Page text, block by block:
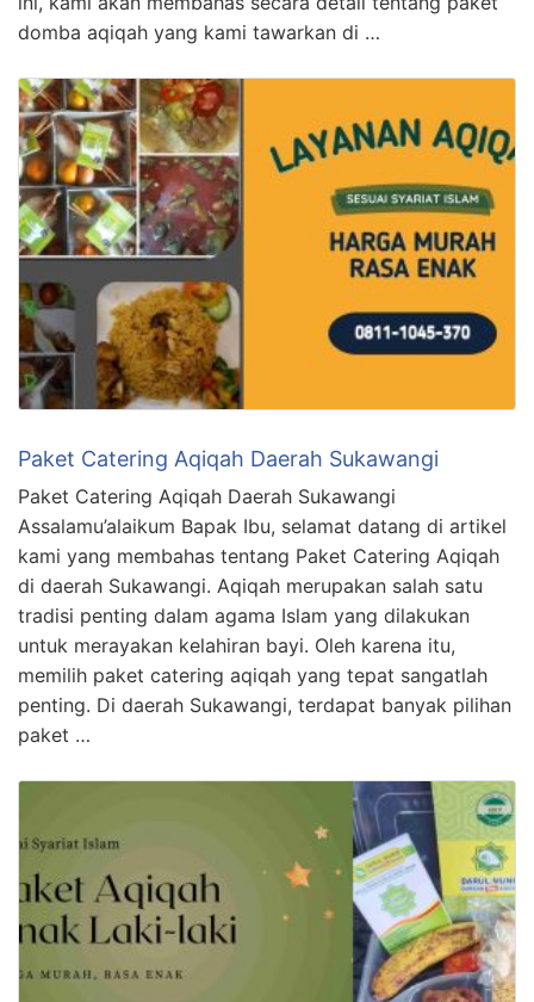
domba aqiqah yang kami tawarkan di …
Paket Catering Aqiqah Daerah Sukawangi
Paket Catering Aqiqah Daerah Sukawangi
Assalamu’alaikum Bapak Ibu, selamat datang di artikel
kami yang membahas tentang Paket Catering Aqiqah
di daerah Sukawangi. Aqiqah merupakan salah satu
tradisi penting dalam agama Islam yang dilakukan
untuk merayakan kelahiran bayi. Oleh karena itu,
memilih paket catering aqiqah yang tepat sangatlah
penting. Di daerah Sukawangi, terdapat banyak pilihan
paket …